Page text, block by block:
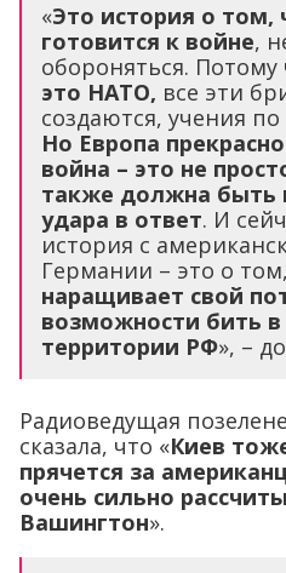
«Это история о том,
готовится к войне,
обороняться. Потому
это НАТО, все эти
создаются, учения
Но Европа
война – это не
также должна быть
удара в ответ. И
история с
Германии – это о
наращивает свой
возможности бить в
территории РФ», –
Радиоведущая
сказала, что «Киев
прячется за
очень сильно
Вашингтон».